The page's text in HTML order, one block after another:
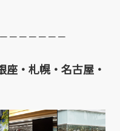
－－－－－－
・札幌・名古屋・